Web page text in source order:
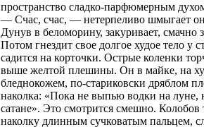
пространство сладко-парфюмерным
— Счас, счас, — нетерпеливо шмыгает
Дунув в беломорину, закуривает, смачно
Потом гнездит свое долгое худое тело у
садится на корточки. Острые коленки
выше желтой плешины. Он в майке, на
бледнокожем, по-стариковски дряблом
наколка: «Пока не выпью водки на луне,
сатане». Это смотрится смешно. Колобов
наколку длинным сучковатым пальцем,